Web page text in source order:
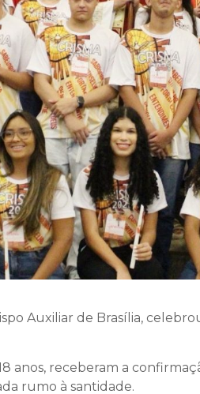
Auxiliar de Brasília,
anos, receberam a
rumo à santidade.